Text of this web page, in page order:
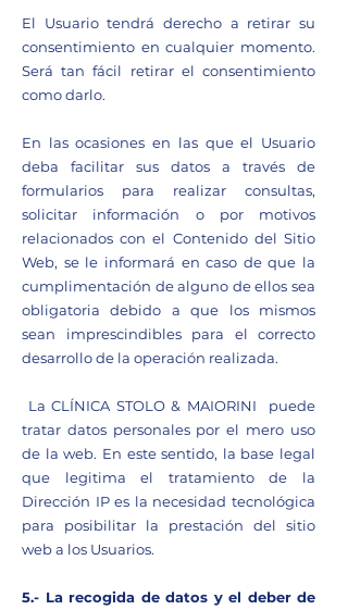
El Usuario tendrá derecho a retirar su
consentimiento en cualquier momento.
Será tan fácil retirar el consentimiento
como darlo.
En las ocasiones en las que el Usuario
deba facilitar sus datos a través de
formularios para realizar consultas,
solicitar información o por motivos
relacionados con el Contenido del Sitio
Web, se le informará en caso de que la
cumplimentación de alguno de ellos sea
obligatoria debido a que los mismos
sean imprescindibles para el correcto
desarrollo de la operación realizada.
La CLÍNICA STOLO & MAIORINI puede
tratar datos personales por el mero uso
de la web. En este sentido, la base legal
que legitima el tratamiento de la
Dirección IP es la necesidad tecnológica
para posibilitar la prestación del sitio
web a los Usuarios.
5.- La recogida de datos y el deber de